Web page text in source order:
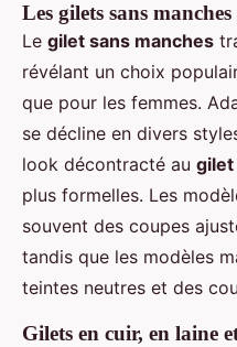
Les gilets sans
Le gilet sans manches
révélant un choix
que pour les femmes.
se décline en divers
look décontracté au gilet
plus formelles. Les
souvent des coupes
tandis que les modèles
teintes neutres et des
Gilets en cuir, en laine